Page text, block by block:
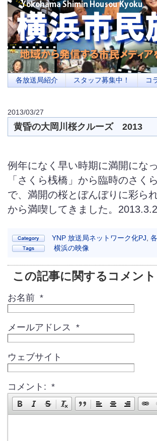
横浜の地域メディア、地域・市民・放送局・メディ
を目指します
各放送局紹介 スタッフ募集中！ コ
2013/03/27
黄昏の大岡川桜クルーズ 2013
例年になく早い時期に満開にな
「さくら桟橋」から臨時のさ­く
で、満開の桜とぼんぼりに彩ら
から満喫してきました。
YNP 放送局ネットワーク化PJ
横浜の映像
この記事に関するコメント
お名前 *
メールアドレス *
ウェブサイト
コメント: *